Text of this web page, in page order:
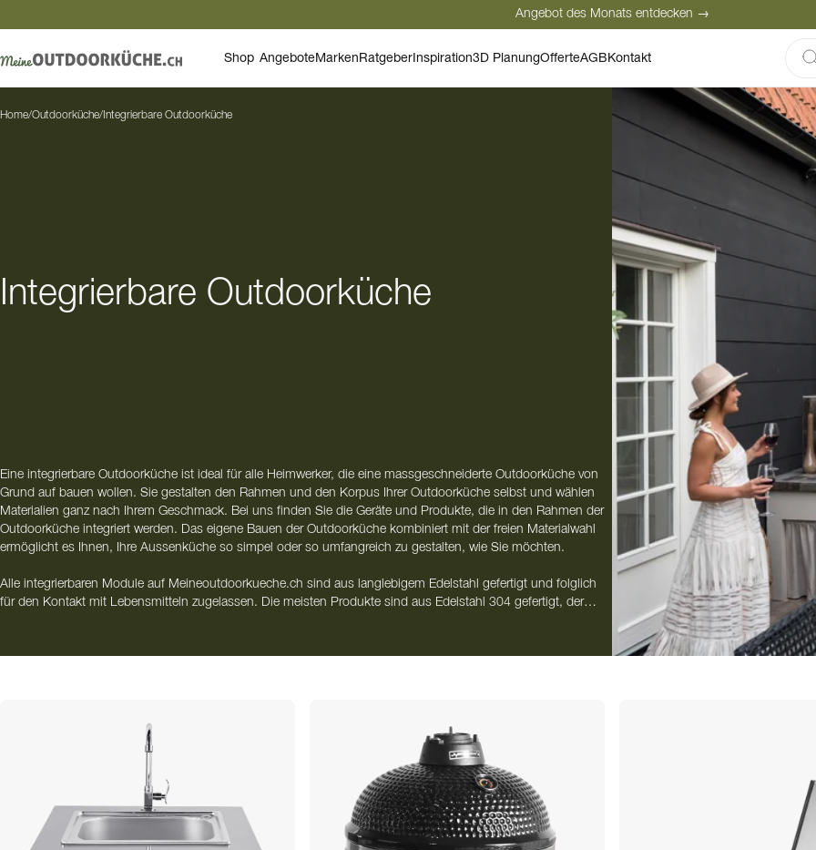
Angebot des Monats entdecken →
Shop AngeboteMarkenRatgeberInspiration3D PlanungOfferteAGBKontakt
Home/Outdoorküche/ Integrierbare Outdoorküche
Integrierbare Outdoorküche
Eine integrierbare Outdoorküche ist ideal für alle Heimwerker, die eine massgeschneiderte Outdoorküche von
Grund auf bauen wollen. Sie gestalten den Rahmen und den Korpus Ihrer Outdoorküche selbst und wählen
Materialien ganz nach Ihrem Geschmack. Bei uns finden Sie die Geräte und Produkte, die in den Rahmen der
Outdoorküche integriert werden. Das eigene Bauen der Outdoorküche kombiniert mit der freien Materialwahl
ermöglicht es Ihnen, Ihre Aussenküche so simpel oder so umfangreich zu gestalten, wie Sie möchten.
Alle integrierbaren Module auf Meineoutdoorkueche.ch sind aus langlebigem Edelstahl gefertigt und folglich
für den Kontakt mit Lebensmitteln zugelassen. Die meisten Produkte sind aus Edelstahl 304 gefertigt, der